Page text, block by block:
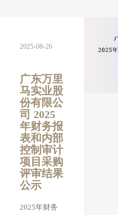
2025-08-26
广东万里
马实业股
份有限公
司 2025
年财务报
表和内部
控制审计
项目采购
评审结果
公示
2025年财务